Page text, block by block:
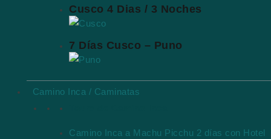
Cusco 4 Dias / 3 Noches
7 Días Cusco – Puno
Camino Inca / Caminatas
Camino Inca a Machu Picchu 2 días con Hotel